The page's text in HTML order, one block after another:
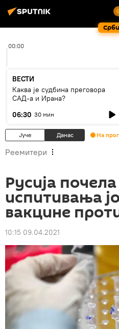
00:00
ВЕСТИ
Каква је судбина преговора
САД-а и Ирана?
06:30 30 мин
Јуче Данас На
Реемитери
Русија
испитивања
вакцине
10:15 09.04.2021